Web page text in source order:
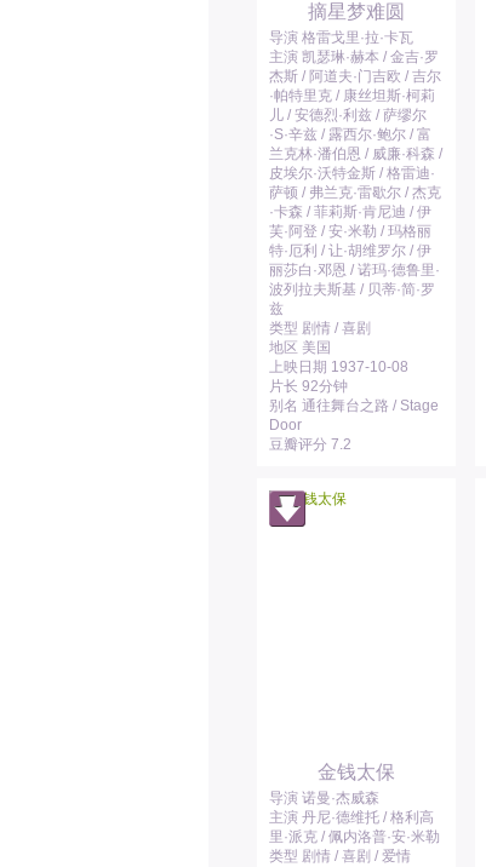
摘星梦难圆
导演 格雷戈里·拉·卡瓦
主演 凯瑟琳·赫本 / 金吉·罗
杰斯 / 阿道夫·门吉欧 / 吉尔
·帕特里克 / 康丝坦斯·柯莉
儿 / 安德烈·利兹 / 萨缪尔
·S·辛兹 / 露西尔·鲍尔 / 富
兰克林·潘伯恩 / 威廉·科森 /
皮埃尔·沃特金斯 / 格雷迪·
萨顿 / 弗兰克·雷歇尔 / 杰克
·卡森 / 菲莉斯·肯尼迪 / 伊
芙·阿登 / 安·米勒 / 玛格丽
特·厄利 / 让·胡维罗尔 / 伊
丽莎白·邓恩 / 诺玛·德鲁里·
波列拉夫斯基 / 贝蒂·简·罗
兹
类型 剧情 / 喜剧
地区 美国
上映日期 1937-10-08
片长 92分钟
别名 通往舞台之路 / Stage
Door
豆瓣评分 7.2
金钱太保
导演 诺曼·杰威森
主演 丹尼·德维托 / 格利高
里·派克 / 佩内洛普·安·米勒
类型 剧情 / 喜剧 / 爱情